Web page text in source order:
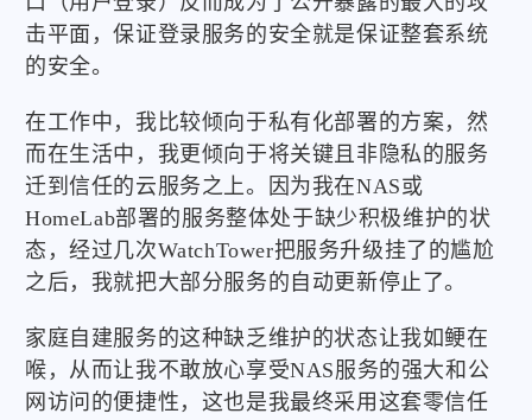
击平面，保证登录服务的安全就是保证整套系统
的安全。
在工作中，我比较倾向于私有化部署的方案，然
而在生活中，我更倾向于将关键且非隐私的服务
迁到信任的云服务之上。因为我在NAS或
HomeLab部署的服务整体处于缺少积极维护的状
态，经过几次WatchTower把服务升级挂了的尴尬
之后，我就把大部分服务的自动更新停止了。
家庭自建服务的这种缺乏维护的状态让我如鲠在
喉，从而让我不敢放心享受NAS服务的强大和公
网访问的便捷性，这也是我最终采用这套零信任